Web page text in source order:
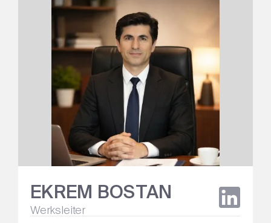
EKREM BOSTAN
Werksleiter